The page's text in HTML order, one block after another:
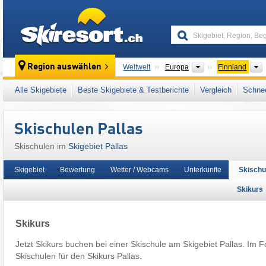
Region auswählen Weltweit Europa Kontinente
Finnland
Dieses Skigebiet liegt auch in: Ostfinnland
Alle Skigebiete Beste Skigebiete & Testberichte Vergleich
Skischulen Pallas
Skischulen im Skigebiet Pallas
Skigebiet Bewertung Wetter / Webcams Unterkünfte
Skikurs
Skikurs
Jetzt Skikurs buchen bei einer Skischule am Skigebiet Pallas. Im
Skischulen für den Skikurs Pallas.